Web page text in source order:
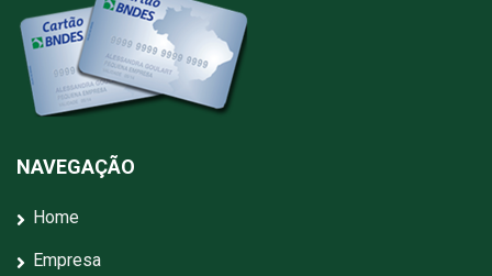
NAVEGAÇÃO
Home
Empresa